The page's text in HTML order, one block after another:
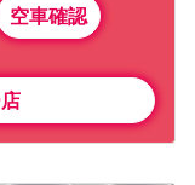
空車確認